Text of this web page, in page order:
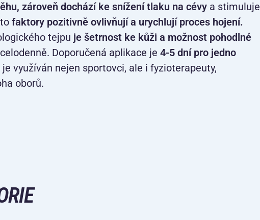
zároveň dochází ke snížení tlaku na cévy a stimuluje
faktory pozitivně ovlivňují a urychlují proces hojení.
tejpu je šetrnost ke kůži a možnost pohodlné
Doporučená aplikace je 4-5 dní pro jedno
využíván nejen sportovci, ale i fyzioterapeuty,
oborů.